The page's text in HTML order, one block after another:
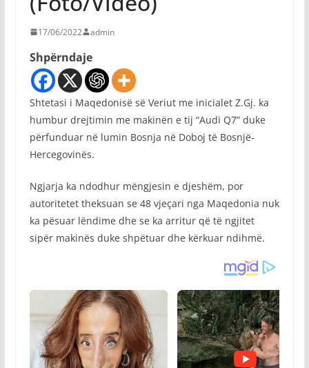
17/06/2022 admin
Shpërndaje
Shtetasi i Maqedonisë së Veriut me inicialet Z.Gj. ka
humbur drejtimin me makinën e tij “Audi Q7” duke
përfunduar në lumin Bosnja në Doboj të Bosnjë-
Hercegovinës.
Ngjarja ka ndodhur mëngjesin e djeshëm, por
autoritetet theksuan se 48 vjeçari nga Maqedonia nuk
ka pësuar lëndime dhe se ka arritur që të ngjitet
sipër makinës duke shpëtuar dhe kërkuar ndihmë.